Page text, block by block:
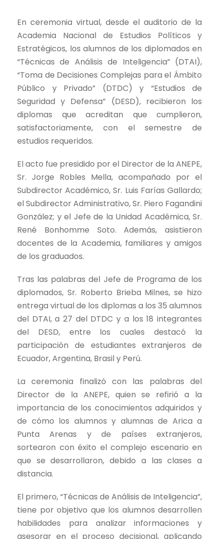
En ceremonia virtual, desde el auditorio de la
Academia Nacional de Estudios Políticos y
Estratégicos, los alumnos de los diplomados en
“Técnicas de Análisis de Inteligencia” (DTAI),
“Toma de Decisiones Complejas para el Ámbito
Público y Privado” (DTDC) y “Estudios de
Seguridad y Defensa” (DESD), recibieron los
diplomas que acreditan que cumplieron,
satisfactoriamente, con el semestre de
estudios requeridos.
El acto fue presidido por el Director de la ANEPE,
Sr. Jorge Robles Mella, acompañado por el
Subdirector Académico, Sr. Luis Farías Gallardo;
el Subdirector Administrativo, Sr. Piero Fagandini
González; y el Jefe de la Unidad Académica, Sr.
René Bonhomme Soto. Además, asistieron
docentes de la Academia, familiares y amigos
de los graduados.
Tras las palabras del Jefe de Programa de los
diplomados, Sr. Roberto Brieba Milnes, se hizo
entrega virtual de los diplomas a los 35 alumnos
del DTAI, a 27 del DTDC y a los 18 integrantes
del DESD, entre los cuales destacó la
participación de estudiantes extranjeros de
Ecuador, Argentina, Brasil y Perú.
La ceremonia finalizó con las palabras del
Director de la ANEPE, quien se refirió a la
importancia de los conocimientos adquiridos y
de cómo los alumnos y alumnas de Arica a
Punta Arenas y de países extranjeros,
sortearon con éxito el complejo escenario en
que se desarrollaron, debido a las clases a
distancia.
El primero, “Técnicas de Análisis de Inteligencia”,
tiene por objetivo que los alumnos desarrollen
habilidades para analizar informaciones y
asesorar en el proceso decisional, aplicando